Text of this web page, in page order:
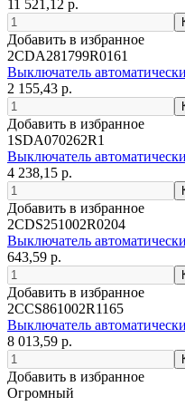
11 521,12 р.
Добавить в избранное
2CDA281799R0161
Выключатель
2 155,43 р.
Добавить в избранное
1SDA070262R1
Выключатель
4 238,15 р.
Добавить в избранное
2CDS251002R0204
Выключатель
643,59 р.
Добавить в избранное
2CCS861002R1165
Выключатель
8 013,59 р.
Добавить в избранное
Огромный